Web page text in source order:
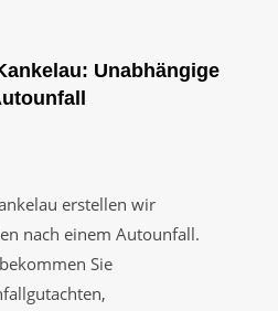
Unabhängige
erstellen wir
nach einem Autounfall.
Sie